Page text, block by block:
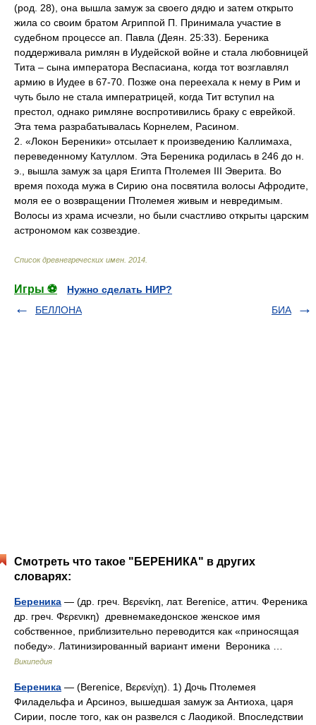
(род. 28), она вышла замуж за своего дядю и затем открыто
жила со своим братом Агриппой П. Принимала участие в
судебном процессе ап. Павла (Деян. 25:33). Береника
поддерживала римлян в Иудейской войне и стала любовницей
Тита – сына императора Веспасиана, когда тот возглавлял
армию в Иудее в 67-70. Позже она переехала к нему в Рим и
чуть было не стала императрицей, когда Тит вступил на
престол, однако римляне воспротивились браку с еврейкой.
Эта тема разрабатывалась Корнелем, Расином.
2. «Локон Береники» отсылает к произведению Каллимаха,
переведенному Катуллом. Эта Береника родилась в 246 до н.
э., вышла замуж за царя Египта Птолемея III Эверита. Во
время похода мужа в Сирию она посвятила волосы Афродите,
моля ее о возвращении Птолемея живым и невредимым.
Волосы из храма исчезли, но были счастливо открыты царским
астрономом как созвездие.
Список древнегреческих имен 2014
Игры ⚽
Нужно сделать НИР?
БЕЛЛОНА
БИА
Смотреть что такое "БЕРЕНИКА" в других
словарях:
Береника — (др. греч. Βερενίκη, лат. Berenice, аттич. Ференика
др. греч. Φερενικη) древнемакедонское женское имя
собственное, приблизительно переводится как «приносящая
победу». Латинизированный вариант имени Вероника …
Википедия
Береника — (Berenice, Βερενίχη). 1) Дочь Птолемея
Филадельфа и Арсиноэ, вышедшая замуж за Антиоха, царя
Сирии, после того, как он развелся с Лаодикой. Впоследствии